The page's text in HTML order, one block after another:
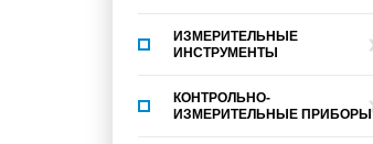
ИЗМЕРИТЕЛЬНЫЕ
ИНСТРУМЕНТЫ
КОНТРОЛЬНО-
ИЗМЕРИТЕЛЬНЫЕ ПРИБОРЫ